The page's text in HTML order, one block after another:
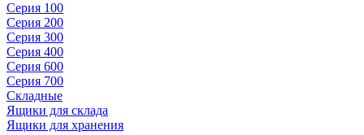
Серия 100
Серия 200
Серия 300
Серия 400
Серия 600
Серия 700
Складные
Ящики для склада
Ящики для хранения